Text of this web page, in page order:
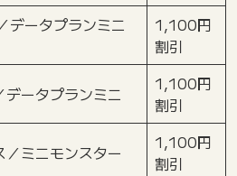
データプランミニ
1,100円
割引
ータプランミニ
1,100円
割引
ミニモンスター
1,100円
割引